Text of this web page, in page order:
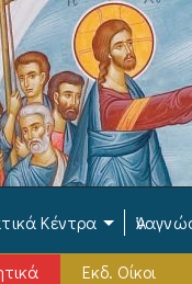
Κέντρα
Εκδ. Οίκοι